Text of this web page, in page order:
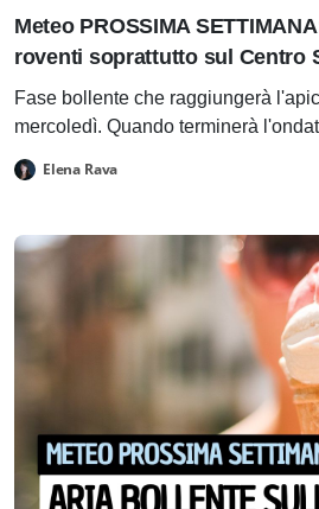
Meteo PROSSIMA
roventi soprattutto sul Centro
Fase bollente che raggiungerà
mercoledì. Quando terminerà
Elena Rava